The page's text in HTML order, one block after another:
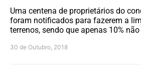
Uma centena de proprietários do
foram notificados para fazerem a
terrenos, sendo que apenas 10%
30 de Outubro, 2018